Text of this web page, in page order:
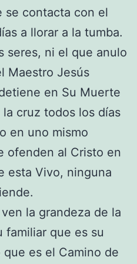
se contacta con el
a llorar a la tumba.
seres, ni el que anulo
Maestro Jesús
en Su Muerte
cruz todos los días
en uno mismo
ofenden al Cristo en
esta Vivo, ninguna
la grandeza de la
familiar que es su
es el Camino de